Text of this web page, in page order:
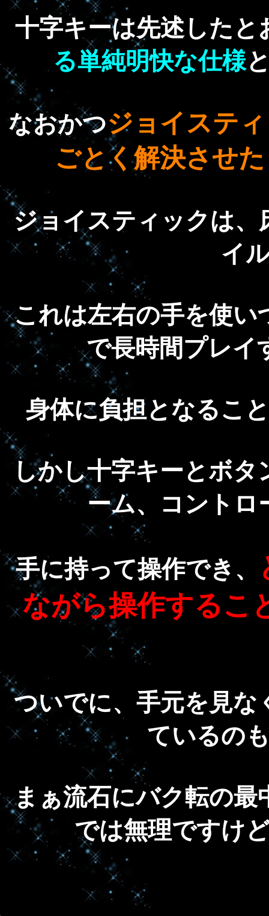
十字キーは先述したと
る単純明快な仕様
なおかつジョイステ
ごとく解決させた
ジョイスティックは
イ
これは左右の手を使い
で長時間プレイ
身体に負担となるこ
しかし十字キーとボ
ーム、コントロ
手に持って操作でき、
ながら操作するこ
ついでに、手元を見
ているの
まぁ流石にバク転の最
では無理ですけ